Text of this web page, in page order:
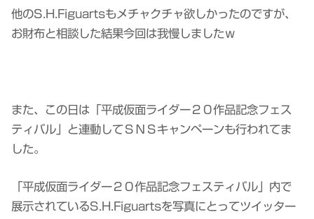
他のS.H.Figuartsもメチャクチャ欲しかったのですが、
お財布と相談した結果今回は我慢しましたｗ
また、この日は「平成仮面ライダー２０作品記念フェス
ティバル」と連動してＳＮＳキャンペーンも行われてま
した。
「平成仮面ライダー２０作品記念フェスティバル」内で
展示されているS.H.Figuartsを写真にとってツイッター